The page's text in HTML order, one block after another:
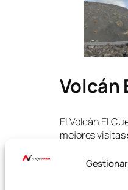
Volcán
El Volcán El
mejores
sencilla.